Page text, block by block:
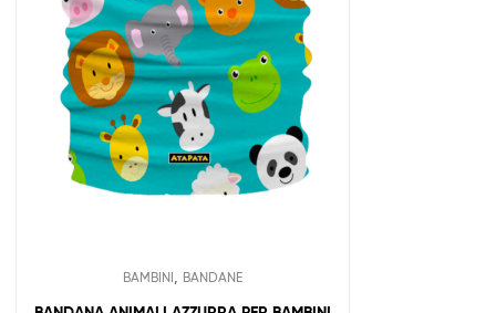
BAMBINI BANDANE